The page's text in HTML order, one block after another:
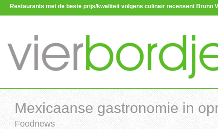
Restaurants met de beste prijs/kwaliteit volgens culinair recensent Bruno
Mexicaanse gastronomie in
Foodnews